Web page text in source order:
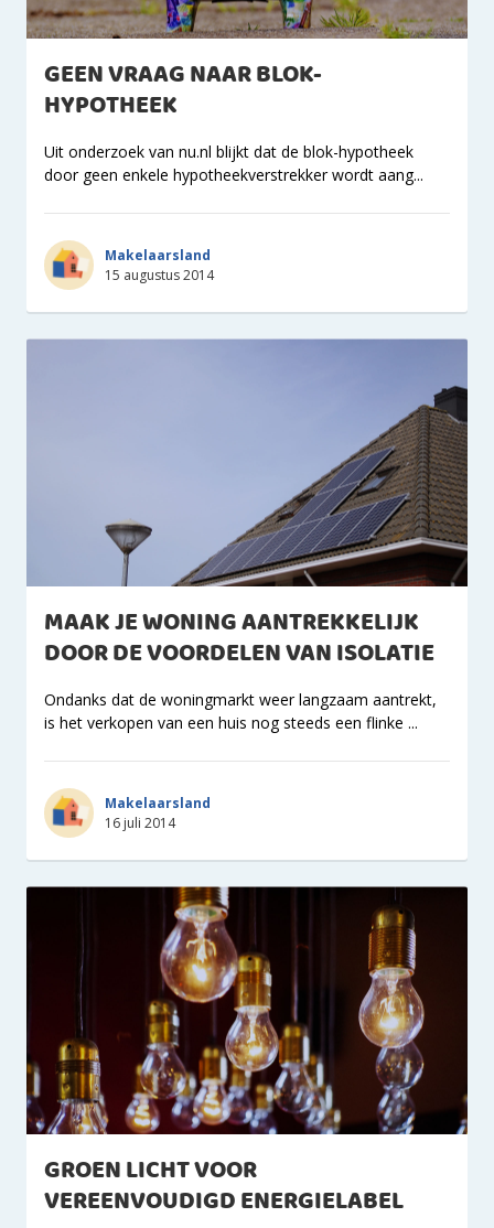
GEEN VRAAG NAAR BLOK-
HYPOTHEEK
Uit onderzoek van nu.nl blijkt dat de blok-hypotheek
door geen enkele hypotheekverstrekker wordt aang...
Makelaarsland
15 augustus 2014
MAAK JE WONING AANTREKKELIJK
DOOR DE VOORDELEN VAN ISOLATIE
Ondanks dat de woningmarkt weer langzaam aantrekt,
is het verkopen van een huis nog steeds een flinke ...
Makelaarsland
16 juli 2014
GROEN LICHT VOOR
VEREENVOUDIGD ENERGIELABEL